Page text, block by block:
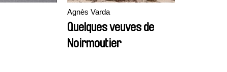
Agnès Varda
Quelques veuves de
Noirmoutier